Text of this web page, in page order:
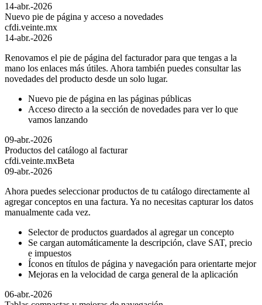
14-abr.-2026
Nuevo pie de página y acceso a novedades
cfdi.veinte.mx
14-abr.-2026
Renovamos el pie de página del facturador para que tengas a la
mano los enlaces más útiles. Ahora también puedes consultar las
novedades del producto desde un solo lugar.
Nuevo pie de página en las páginas públicas
Acceso directo a la sección de novedades para ver lo que
vamos lanzando
09-abr.-2026
Productos del catálogo al facturar
cfdi.veinte.mxBeta
09-abr.-2026
Ahora puedes seleccionar productos de tu catálogo directamente al
agregar conceptos en una factura. Ya no necesitas capturar los datos
manualmente cada vez.
Selector de productos guardados al agregar un concepto
Se cargan automáticamente la descripción, clave SAT, precio
e impuestos
Íconos en títulos de página y navegación para orientarte mejor
Mejoras en la velocidad de carga general de la aplicación
06-abr.-2026